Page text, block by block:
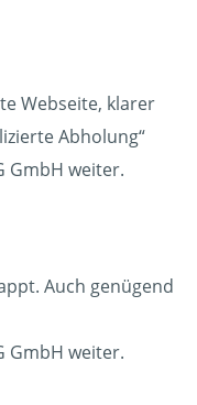
Webseite, klarer
Abholung“
GmbH weiter.
Auch genügend
GmbH weiter.